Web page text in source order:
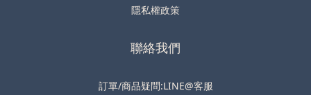
隱私權政策
聯絡我們
訂單/商品疑問:LINE@客服